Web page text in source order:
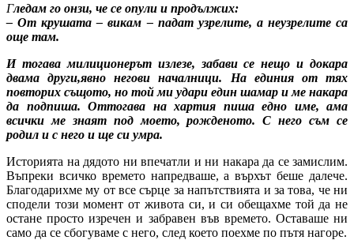
Гледам го онзи, че се опули и продължих:
– От крушата – викам – падат узрелите, а неузрелите са
още там.
И тогава милиционерът излезе, забави се нещо и докара
двама други,явно негови началници. На единия от тях
повторих същото, но той ми удари един шамар и ме накара
да подпиша. Оттогава на хартия пиша едно име, ама
всички ме знаят под моето, рожденото. С него съм се
родил и с него и ще си умра.
Историята на дядото ни впечатли и ни накара да се замислим.
Въпреки всичко времето напредваше, а върхът беше далече.
Благодарихме му от все сърце за напътствията и за това, че ни
сподели този момент от живота си, и си обещахме той да не
остане просто изречен и забравен във времето. Оставаше ни
само да се сбогуваме с него, след което поехме по пътя нагоре.